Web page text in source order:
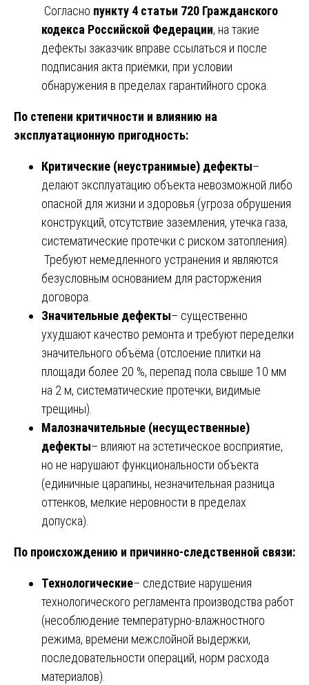
Согласно пункту 4 статьи 720 Гражданского
кодекса Российской Федерации, на такие
дефекты заказчик вправе ссылаться и после
подписания акта приёмки, при условии
обнаружения в пределах гарантийного срока.
По степени критичности и влиянию на
эксплуатационную пригодность:
Критические (неустранимые) дефекты–
делают эксплуатацию объекта невозможной либо
опасной для жизни и здоровья (угроза обрушения
конструкций, отсутствие заземления, утечка газа,
систематические протечки с риском затопления).
Требуют немедленного устранения и являются
безусловным основанием для расторжения
договора.
Значительные дефекты– существенно
ухудшают качество ремонта и требуют переделки
значительного объёма (отслоение плитки на
площади более 20 %, перепад пола свыше 10 мм
на 2 м, систематические протечки, видимые
трещины).
Малозначительные (несущественные)
дефекты– влияют на эстетическое восприятие,
но не нарушают функциональности объекта
(единичные царапины, незначительная разница
оттенков, мелкие неровности в пределах
допуска).
По происхождению и причинно-следственной связи:
Технологические– следствие нарушения
технологического регламента производства работ
(несоблюдение температурно-влажностного
режима, времени межслойной выдержки,
последовательности операций, норм расхода
материалов).